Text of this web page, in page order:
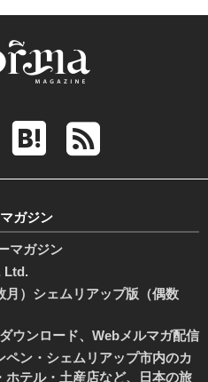
ガジン
マガジン
Ltd.
月）シェムリアップ版（偶数
ウンロード、Webメルマガ配信
ペン・シェムリアップ市内のカ
ホテル・土産店など、日本の旅